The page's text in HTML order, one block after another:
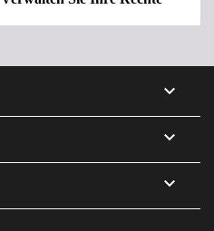


